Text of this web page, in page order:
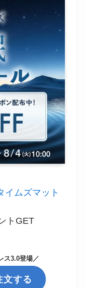
イムズマット
トGET
ス3.0登場／
文する